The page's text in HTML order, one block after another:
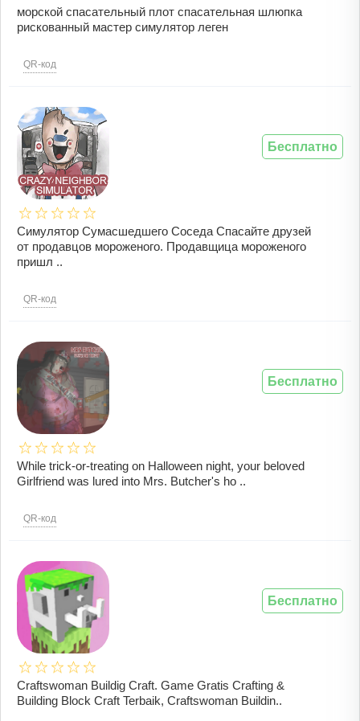
морской спасательный плот спасательная шлюпка
рискованный мастер симулятор леген
QR-код
Симулятор Сумасшедшего Соседа Спасайте друзей
от продавцов мороженого. Продавщица мороженого
пришл ..
QR-код
Бесплатно
While trick-or-treating on Halloween night, your beloved
Girlfriend was lured into Mrs. Butcher's ho ..
QR-код
Бесплатно
Craftswoman Buildig Craft. Game Gratis Crafting &
Building Block Craft Terbaik, Craftswoman Buildin..
Бесплатно